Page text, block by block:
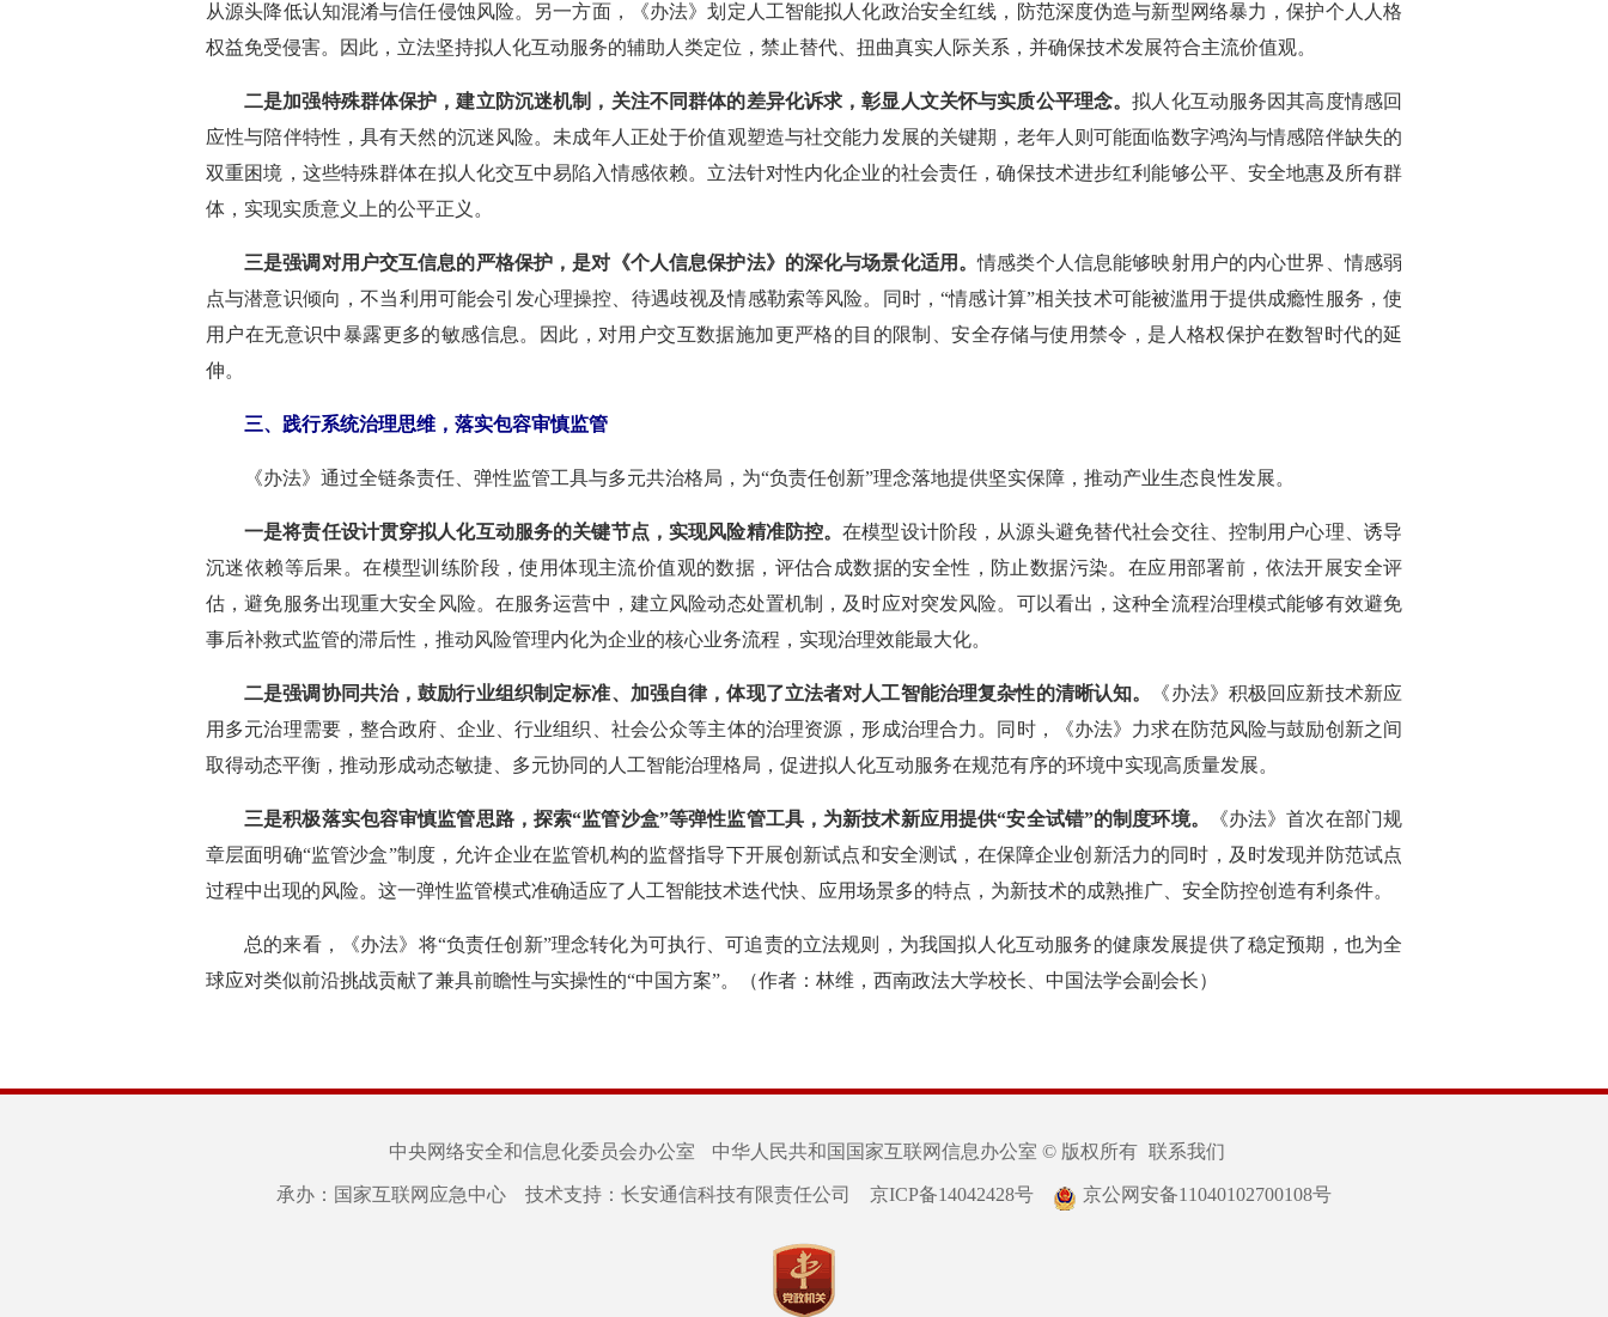
从源头降低认知混淆与信任侵蚀风险。另一方面，《办法》划定人工智能拟人化政治安全红线，防范深度伪造与新型网络暴力，保护个人人格
权益免受侵害。因此，立法坚持拟人化互动服务的辅助人类定位，禁止替代、扭曲真实人际关系，并确保技术发展符合主流价值观。
二是加强特殊群体保护，建立防沉迷机制，关注不同群体的差异化诉求，彰显人文关怀与实质公平理念。拟人化互动服务因其高度情感回
应性与陪伴特性，具有天然的沉迷风险。未成年人正处于价值观塑造与社交能力发展的关键期，老年人则可能面临数字鸿沟与情感陪伴缺失的
双重困境，这些特殊群体在拟人化交互中易陷入情感依赖。立法针对性内化企业的社会责任，确保技术进步红利能够公平、安全地惠及所有群
体，实现实质意义上的公平正义。
三是强调对用户交互信息的严格保护，是对《个人信息保护法》的深化与场景化适用。情感类个人信息能够映射用户的内心世界、情感弱
点与潜意识倾向，不当利用可能会引发心理操控、待遇歧视及情感勒索等风险。同时，“情感计算”相关技术可能被滥用于提供成瘾性服务，使
用户在无意识中暴露更多的敏感信息。因此，对用户交互数据施加更严格的目的限制、安全存储与使用禁令，是人格权保护在数智时代的延
伸。
三、践行系统治理思维，落实包容审慎监管
《办法》通过全链条责任、弹性监管工具与多元共治格局，为“负责任创新”理念落地提供坚实保障，推动产业生态良性发展。
一是将责任设计贯穿拟人化互动服务的关键节点，实现风险精准防控。在模型设计阶段，从源头避免替代社会交往、控制用户心理、诱导
沉迷依赖等后果。在模型训练阶段，使用体现主流价值观的数据，评估合成数据的安全性，防止数据污染。在应用部署前，依法开展安全评
估，避免服务出现重大安全风险。在服务运营中，建立风险动态处置机制，及时应对突发风险。可以看出，这种全流程治理模式能够有效避免
事后补救式监管的滞后性，推动风险管理内化为企业的核心业务流程，实现治理效能最大化。
二是强调协同共治，鼓励行业组织制定标准、加强自律，体现了立法者对人工智能治理复杂性的清晰认知。
《办法》积极回应新技术新应
用多元治理需要，整合政府、企业、行业组织、社会公众等主体的治理资源，形成治理合力。同时，《办法》力求在防范风险与鼓励创新之间
取得动态平衡，推动形成动态敏捷、多元协同的人工智能治理格局，促进拟人化互动服务在规范有序的环境中实现高质量发展。
三是积极落实包容审慎监管思路，探索“监管沙盒”等弹性监管工具，为新技术新应用提供“安全试错”的制度环境。
《办法》首次在部门规
章层面明确“监管沙盒”制度，允许企业在监管机构的监督指导下开展创新试点和安全测试，在保障企业创新活力的同时，及时发现并防范试点
过程中出现的风险。这一弹性监管模式准确适应了人工智能技术迭代快、应用场景多的特点，为新技术的成熟推广、安全防控创造有利条件。
总的来看，《办法》将“负责任创新”理念转化为可执行、可追责的立法规则，为我国拟人化互动服务的健康发展提供了稳定预期，也为全
球应对类似前沿挑战贡献了兼具前瞻性与实操性的“中国方案”。
（作者：林维，西南政法大学校长、中国法学会副会长）
中央网络安全和信息化委员会办公室 中华人民共和国国家互联网信息办公室 © 版权所有 联系我们
承办：国家互联网应急中心 技术支持：长安通信科技有限责任公司 京ICP备14042428号 京公网安备11040102700108号